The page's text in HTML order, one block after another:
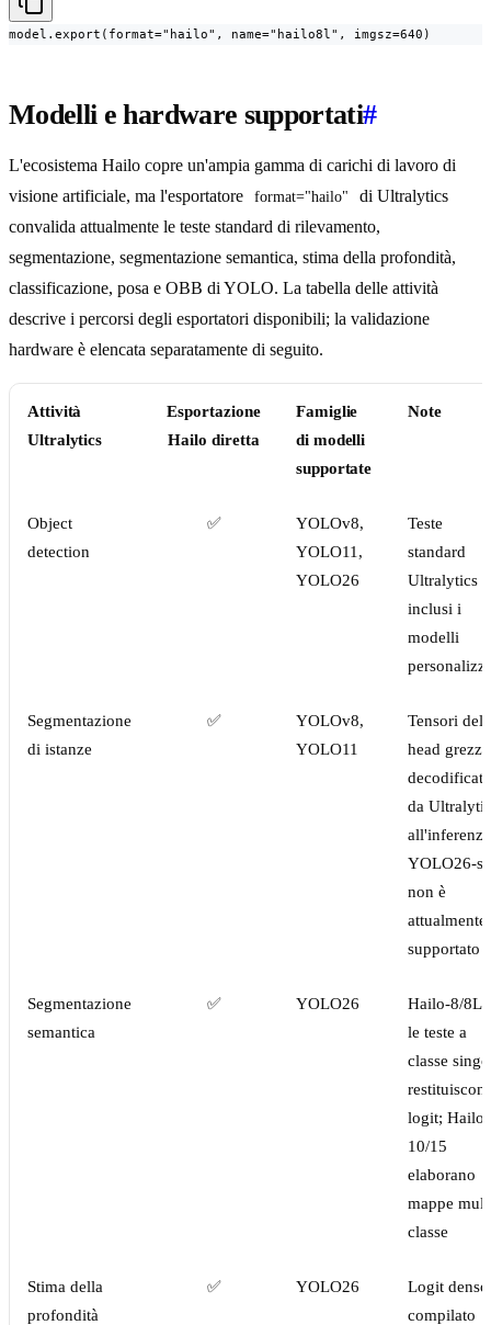
model.export(format="hailo", name="hailo8l", imgsz=640)
Modelli e hardware supportati#
L'ecosistema Hailo copre un'ampia gamma di carichi di lavoro di
visione artificiale, ma l'esportatore
format="hailo"
di Ultralytics
convalida attualmente le teste standard di rilevamento,
segmentazione, segmentazione semantica, stima della profondità,
classificazione, posa e OBB di YOLO. La tabella delle attività
descrive i percorsi degli esportatori disponibili; la validazione
hardware è elencata separatamente di seguito.
Attività
Ultralytics
Esportazione
Hailo diretta
Famiglie
di modelli
supportate
Note
Object
detection
✅
YOLOv8,
YOLO11,
YOLO26
Teste
standard
Ultralytics
inclusi i
modelli
Segmentazione
di istanze
✅
YOLOv8,
YOLO11
Tensori
head grezzi
decodificati
da
YOLO26-
non è
attualmente
supportato
Segmentazione
semantica
✅ YOLO26
Hailo-8/8L
le teste a
classe
logit; Hailo-
10/15
elaborano
mappe
classe
Stima della
profondità
✅ YOLO26
Logit denso
compilato